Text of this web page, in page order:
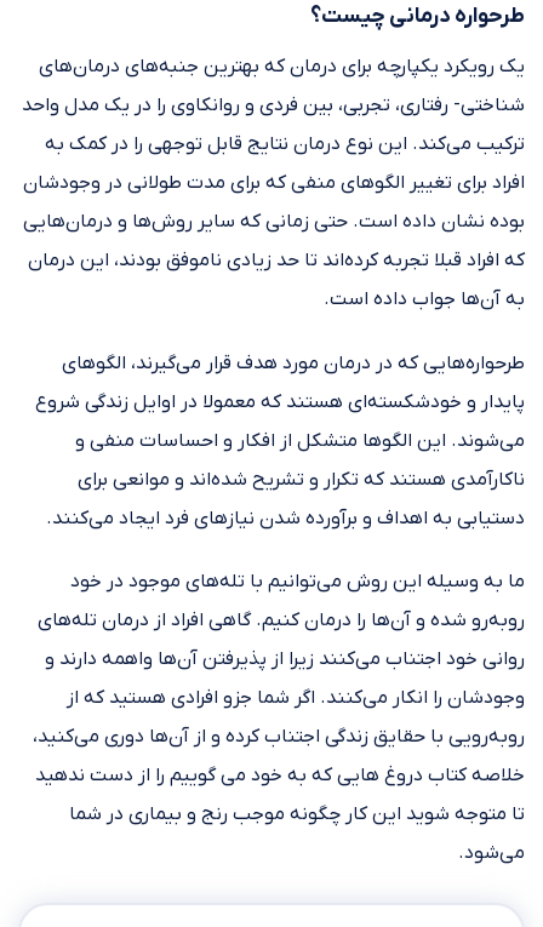
طرحواره درمانی چیست؟
یک رویکرد یکپارچه برای درمان که بهترین جنبه‌های درمان‌های
شناختی- رفتاری، تجربی، بین فردی و روانکاوی را در یک مدل واحد
ترکیب می‌کند. این نوع درمان نتایج قابل توجهی را در کمک به
افراد برای تغییر الگوهای منفی که برای مدت طولانی در وجودشان
بوده نشان داده است. حتی زمانی که سایر روش‌ها و درمان‌هایی
که افراد قبلا تجربه کرده‌اند تا حد زیادی ناموفق بودند، این درمان
به آن‌ها جواب داده است.
طرحواره‌هایی که در درمان مورد هدف قرار می‌گیرند، الگوهای
پایدار و خودشکسته‌ای هستند که معمولا در اوایل زندگی شروع
می‌شوند. این الگوها متشکل از افکار و احساسات منفی و
ناکارآمدی هستند که تکرار و تشریح شده‌اند و موانعی برای
دستیابی به اهداف و برآورده شدن نیازهای فرد ایجاد می‌کنند.
ما به وسیله این روش می‌توانیم با تله‌های موجود در خود
رو‌به‌رو شده و آن‌ها را درمان کنیم. گاهی افراد از درمان تله‌های
روانی خود اجتناب می‌کنند زیرا از پذیرفتن آن‌ها واهمه دارند و
وجودشان را انکار می‌کنند. اگر شما جزو افرادی هستید که از
روبه‌رویی با حقایق زندگی اجتناب کرده و از آن‌ها دوری می‌کنید،
خلاصه کتاب دروغ هایی که به خود می گوییم را از دست ندهید
تا متوجه شوید این کار چگونه موجب رنج و بیماری در شما
می‌شود.